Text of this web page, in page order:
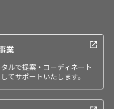
業
ルで提案・コーディネート
てサポートいたします。